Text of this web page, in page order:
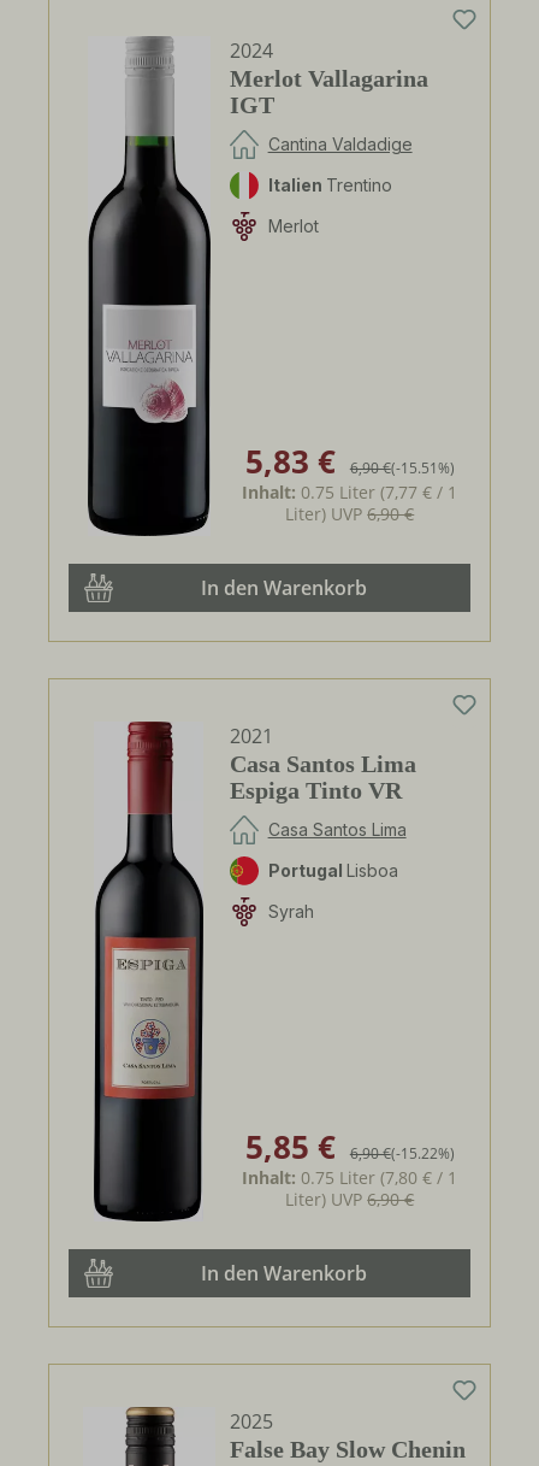
2024
Merlot Vallagarina
IGT
Cantina Valdadige
Italien Trentino
Merlot
Verkaufspreis:
5,83 € Regulärer Preis:
6,90 €(-15.51%)
Inhalt: 0.75 Liter(7,77 € / 1
Liter) UVP6,90 €
In den Warenkorb
2021
Casa Santos Lima
Espiga Tinto VR
Casa Santos Lima
Portugal Lisboa
Syrah
Verkaufspreis:
5,85 € Regulärer Preis:
6,90 €(-15.22%)
Inhalt: 0.75 Liter(7,80 € / 1
Liter) UVP6,90 €
In den Warenkorb
2025
False Bay Slow Chenin